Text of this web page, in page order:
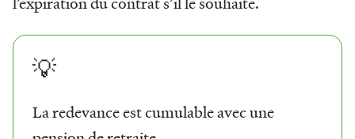
💡
La redevance est cumulable avec une